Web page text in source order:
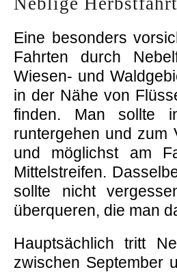
Eine besonders
Fahrten durch
Wiesen- und
in der Nähe von
finden. Man sollte
runtergehen und zum
und möglichst am
Mittelstreifen.
sollte nicht
überqueren, die man
Hauptsächlich tritt
zwischen September